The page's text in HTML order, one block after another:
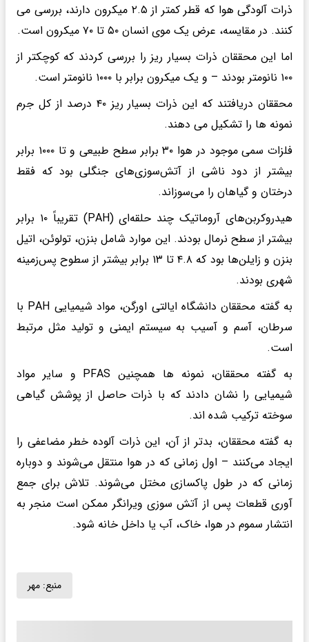
ذرات آلودگی هوا که قطر کمتر از ۲.۵ میکرون دارند، بررسی می
کنند. در مقایسه، عرض یک موی انسان ۵۰ تا ۷۰ میکرون است.
اما این محققان ذرات بسیار ریز را بررسی کردند که کوچکتر از
۱۰۰ نانومتر بودند – و یک میکرون برابر با ۱۰۰۰ نانومتر است.
محققان دریافتند که این ذرات بسیار ریز ۴۰ درصد از کل جرم
نمونه ها را تشکیل می دهند.
فلزات سمی موجود در هوا ۳۰ برابر سطح طبیعی و تا ۱۰۰۰ برابر
بیشتر از دود ناشی از آتش‌سوزی‌های جنگلی بود که فقط
درختان و گیاهان را می‌سوزاند.
هیدروکربن‌های آروماتیک چند حلقه‌ای (PAH) تقریباً ۱۰ برابر
بیشتر از سطح نرمال بودند. این موارد شامل بنزن، تولوئن، اتیل
بنزن و زایلن‌ها بود که ۴.۸ تا ۱۳ برابر بیشتر از سطوح پس‌زمینه
شهری بودند.
به گفته محققان دانشگاه ایالتی اورگن، مواد شیمیایی PAH با
سرطان، آسم و آسیب به سیستم ایمنی و تولید مثل مرتبط
است.
به گفته محققان، نمونه ها همچنین PFAS و سایر مواد
شیمیایی را نشان دادند که با ذرات حاصل از پوشش گیاهی
سوخته ترکیب شده اند.
به گفته محققان، بدتر از آن، این ذرات آلوده خطر مضاعفی را
ایجاد می‌کنند – اول زمانی که در هوا منتقل می‌شوند و دوباره
زمانی که در طول پاکسازی مختل می‌شوند. تلاش برای جمع
آوری قطعات پس از آتش سوزی ویرانگر ممکن است منجر به
انتشار سموم در هوا، خاک، آب یا داخل خانه شود.
منبع: مهر